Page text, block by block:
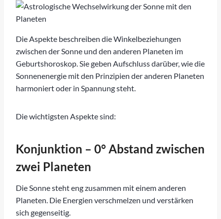
Die Aspekte beschreiben die Winkelbeziehungen
zwischen der Sonne und den anderen Planeten im
Geburtshoroskop. Sie geben Aufschluss darüber, wie die
Sonnenenergie mit den Prinzipien der anderen Planeten
harmoniert oder in Spannung steht.
Die wichtigsten Aspekte sind:
Konjunktion – 0° Abstand zwischen
zwei Planeten
Die Sonne steht eng zusammen mit einem anderen
Planeten. Die Energien verschmelzen und verstärken
sich gegenseitig.